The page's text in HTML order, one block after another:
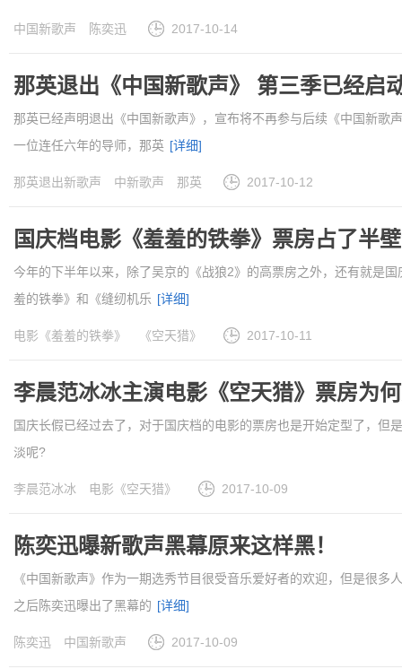
中国新歌声 陈奕迅 2017-10-14
那英退出《中国新歌声》 第三季已经启
那英已经声明退出《中国新歌声》，宣布将不再参与后续《中国新歌
一位连任六年的导师，那英 [详细]
那英退出新歌声 中新歌声 那英 2017-10-12
国庆档电影《羞羞的铁拳》票房占了半
今年的下半年以来，除了吴京的《战狼2》的高票房之外，还有就是
羞的铁拳》和《缝纫机乐 [详细]
电影《羞羞的铁拳》 《空天猎》 2017-10-11
李晨范冰冰主演电影《空天猎》票房为
国庆长假已经过去了，对于国庆档的电影的票房也是开始定型了，但
淡呢?
李晨范冰冰 电影《空天猎》 2017-10-09
陈奕迅曝新歌声黑幕原来这样黑！
《中国新歌声》作为一期选秀节目很受音乐爱好者的欢迎，但是很
之后陈奕迅曝出了黑幕的 [详细]
陈奕迅 中国新歌声 2017-10-09